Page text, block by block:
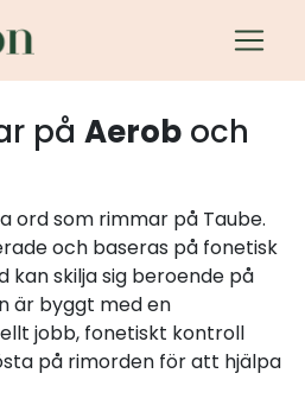
på Aerob och
ord som rimmar på Taube.
och baseras på fonetisk
kan skilja sig beroende på
är byggt med en
jobb, fonetiskt kontroll
på rimorden för att hjälpa